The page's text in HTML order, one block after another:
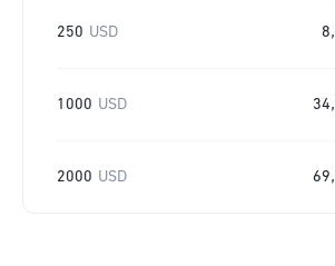
250 USD
1000 USD
2000 USD